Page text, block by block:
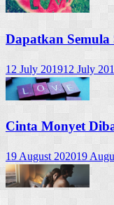
Dapatkan
12 July 201912 July
Cinta Monyet
19 August 202019